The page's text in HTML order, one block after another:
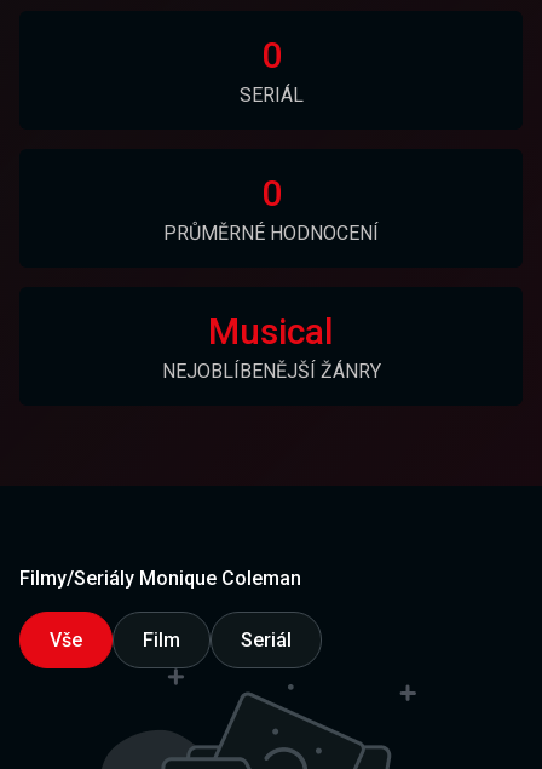
0
SERIÁL
0
PRŮMĚRNÉ HODNOCENÍ
Musical
NEJOBLÍBENĚJŠÍ ŽÁNRY
Filmy/Seriály Monique Coleman
Vše Film Seriál